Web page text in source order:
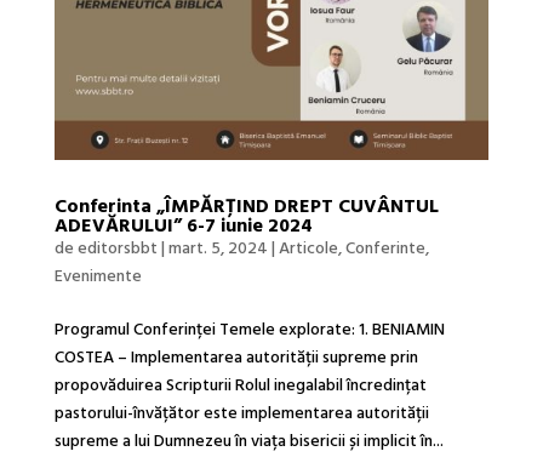
Conferinta „ÎMPĂRȚIND DREPT CUVÂNTUL
ADEVĂRULUI” 6-7 iunie 2024
deeditorsbbt|mart. 5, 2024|Articole,Conferinte,
Evenimente
Programul Conferinței Temele explorate: 1. BENIAMIN
COSTEA – Implementarea autorității supreme prin
propovăduirea Scripturii Rolul inegalabil încredințat
pastorului-învățător este implementarea autorității
supreme a lui Dumnezeu în viața bisericii și implicit în...